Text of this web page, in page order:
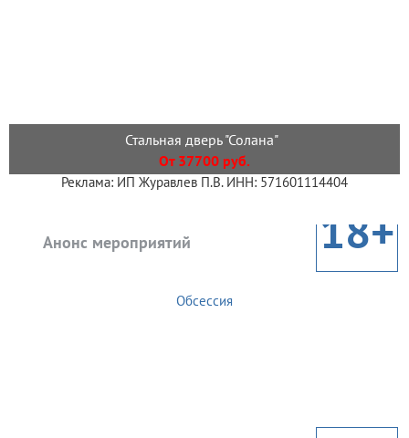
Стальная дверь "Солана"
От 37700 руб.
Реклама: ИП Журавлев П.В. ИНН: 571601114404
Анонс мероприятий 18+
Обсессия